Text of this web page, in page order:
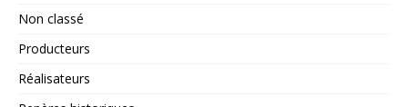
Non classé
Producteurs
Réalisateurs